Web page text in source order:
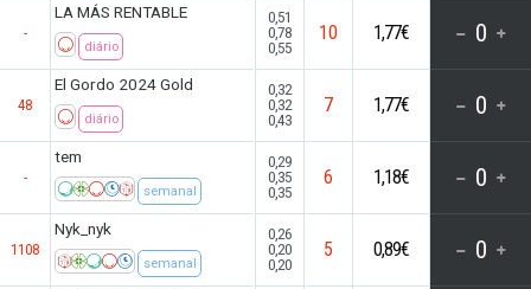
-
LA MÁS RENTABLE
diário
0,51
0,78
0,55
10 1,77€ 0
48
El Gordo 2024 Gold
diário
0,32
0,32
0,43
7 1,77€ 0
-
tem
semanal
0,29
0,35
0,35
6 1,18€ 0
1108
Nyk_nyk
semanal
0,26
0,20
0,20
5 0,89€ 0